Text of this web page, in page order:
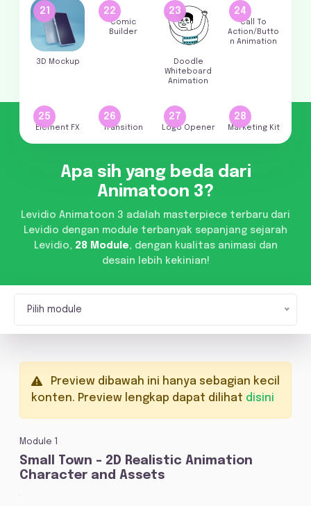
21
3D Mockup
22
Comic
Builder
23
Doodle
Whiteboard
Animation
24
Call To
Action/Butto
n Animation
25
Element FX
26
Transition
27
Logo Opener
28
Marketing Kit
Apa sih yang beda dari
Animatoon 3?
Levidio Animatoon 3 adalah masterpiece terbaru dari
Levidio dengan module terbanyak sepanjang sejarah
Levidio, 28 Module, dengan kualitas animasi dan
desain lebih kekinian!
Pilih module
Preview dibawah ini hanya sebagian kecil
konten. Preview lengkap dapat dilihat disini
Module 1
Small Town - 2D Realistic Animation
Character and Assets